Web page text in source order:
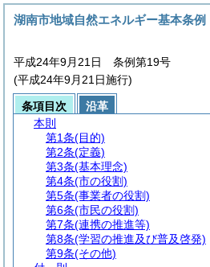
湖南市地域自然エネルギー基本条例
平成24年9月21日 条例第19号
(平成24年9月21日施行)
条項目次
沿革
本則
第1条(目的)
第2条(定義)
第3条(基本理念)
第4条(市の役割)
第5条(事業者の役割)
第6条(市民の役割)
第7条(連携の推進等)
第8条(学習の推進及び普及啓発)
第9条(その他)